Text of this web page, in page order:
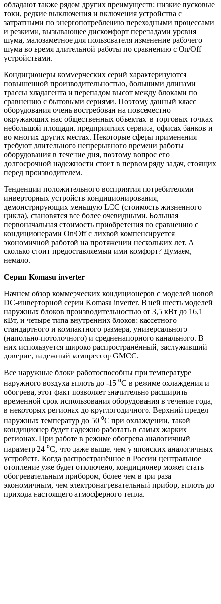
обладают также рядом других преимуществ: низкие пусковые
токи, редкие выключения и включения устройства с
затратными по энергопотреблению переходными процессами
и резкими, вызывающее дискомфорт перепадами уровня
шума, малозаметное для пользователя изменение рабочего
шума во время длительной работы по сравнению с On/Off
устройствами.
Кондиционеры коммерческих серий характеризуются
повышенной производительностью, большими длинами
трассы хладагента и перепадом высот между блоками по
сравнению с бытовыми сериями. Поэтому данный класс
оборудования очень востребован на повсеместно
окружающих нас общественных объектах: в торговых точках
небольшой площади, предприятиях сервиса, офисах банков и
во многих других местах. Некоторые сферы применения
требуют длительного непрерывного времени работы
оборудования в течение дня, поэтому вопрос его
долгосрочной надежности стоит в первом ряду задач, стоящих
перед производителем.
Тенденции положительного восприятия потребителями
инверторных устройств кондиционирования,
демонстрирующих меньшую LCC (стоимость жизненного
цикла), становятся все более очевидными. Большая
первоначальная стоимость приобретения по сравнению с
кондиционерами On/Off с лихвой компенсируется
экономичной работой на протяжении нескольких лет. А
сколько стоит предоставляемый ими комфорт? Думаем,
немало.
Серия Komasu inverter
Начнем обзор коммерческих кондиционеров с моделей новой
DC-инверторной серии Komasu inverter. В ней шесть моделей
наружных блоков производительностью от 3,5 кВт до 16,1
кВт, и четыре типа внутренних блоков: кассетного
стандартного и компактного размера, универсального
(напольно-потолочного) и средненапорного канального. В
них используется широко распространённый, заслуживший
доверие, надежный компрессор GMCC.
Все наружные блоки работоспособны при температуре
наружного воздуха вплоть до -15 ⁰С в режиме охлаждения и
обогрева, этот факт позволяет значительно расширить
временной срок использования оборудования в течение года,
в некоторых регионах до круглогодичного. Верхний предел
наружных температур до 50 ⁰С при охлаждении, такой
кондиционер будет надежно работать в самых жарких
регионах. При работе в режиме обогрева аналогичный
параметр 24 ⁰С, что даже выше, чем у японских аналогичных
устройств. Когда распространённое в России центральное
отопление уже будет отключено, кондиционер может стать
обогревательным прибором, более чем в три раза
экономичным, чем электронагревательный прибор, вплоть до
прихода настоящего атмосферного тепла.